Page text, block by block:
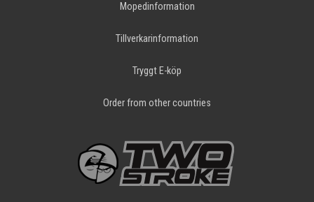
Mopedinformation
Tillverkarinformation
Tryggt E-köp
Order from other countries